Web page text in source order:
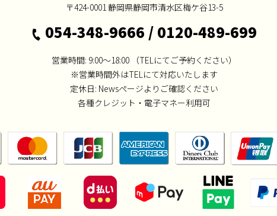
〒424-0001 静岡県静岡市清水区梅ケ谷13-5
054-348-9666 / 0120-489-699
営業時間: 9:00～18:00
（TELにてご予約ください）
※営業時間外はTELにて対応いたします
定休日: Newsページよりご確認ください
各種クレジット・電子マネー利用可